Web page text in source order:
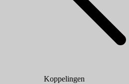
Koppelingen